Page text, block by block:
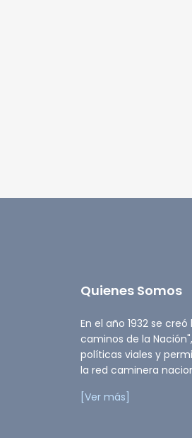
Quienes Somos
En el año 1932 se
caminos de la
políticas viales y
la red caminera
[Ver más]